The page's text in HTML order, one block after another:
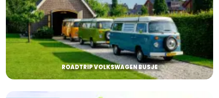
ROADTRIP VOLKSWAGEN BUSJE